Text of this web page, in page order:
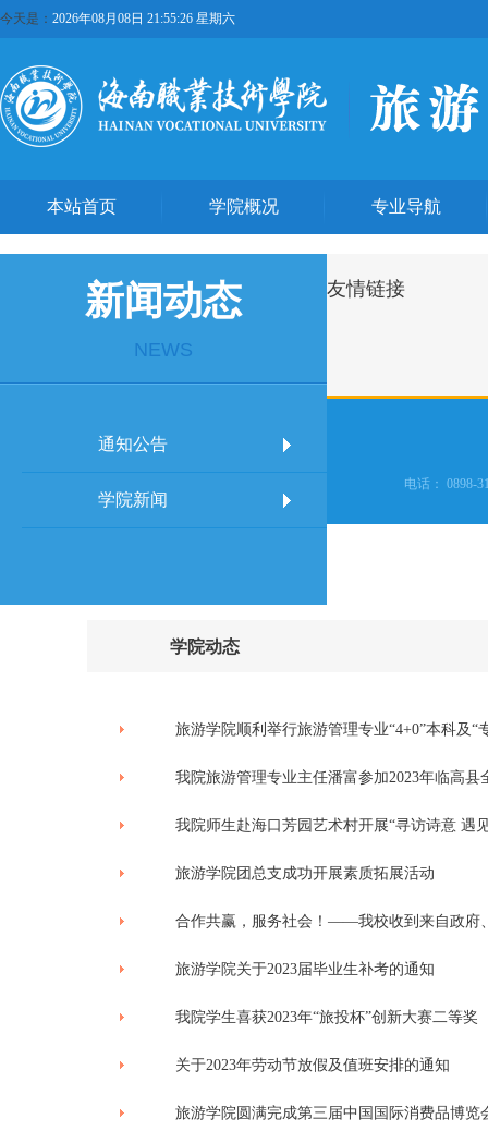
今天是： 2026年08月08日 21:55:26 星期六
本站首页 学院概况 专业导航
新闻动态
NEWS
通知公告
学院新闻
学院动态
旅游学院顺利举行旅游管理专业“4+0”本科及“
我院旅游管理专业主任潘富参加2023年临高
我院师生赴海口芳园艺术村开展“寻访诗意 遇
旅游学院团总支成功开展素质拓展活动
合作共赢，服务社会！——我校收到来自政府
旅游学院关于2023届毕业生补考的通知
我院学生喜获2023年“旅投杯”创新大赛二等奖
关于2023年劳动节放假及值班安排的通知
旅游学院圆满完成第三届中国国际消费品博览
友情链接
电话： 0898-